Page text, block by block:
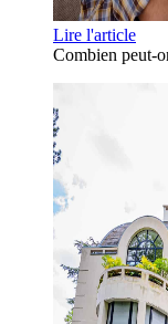
Lire l'article
Combien peut-